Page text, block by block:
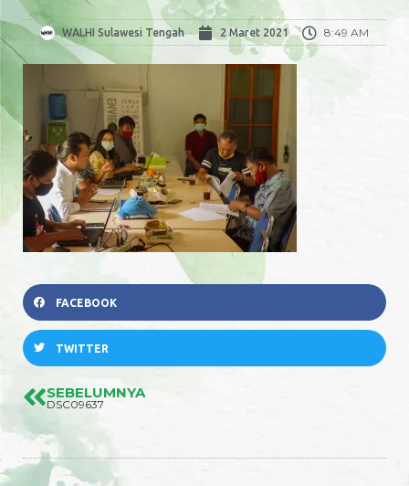
WALHI Sulawesi Tengah 2 Maret 2021 8:49 AM
FACEBOOK
TWITTER
SEBELUMNYA
DSC09637